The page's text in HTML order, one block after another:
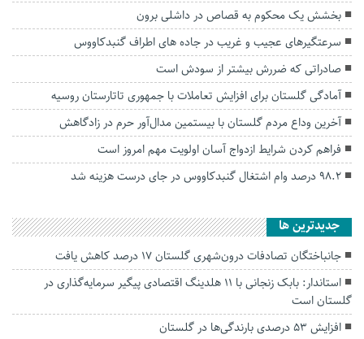
بخشش یک محکوم به قصاص در داشلی برون
سرعتگیرهای عجیب و غریب در جاده های اطراف گنبدکاووس
صادراتی که ضررش بیشتر از سودش است
آمادگی گلستان برای افزایش تعاملات با جمهوری تاتارستان روسیه
آخرین وداع مردم گلستان با بیستمین مدال‌آور حرم در زادگاهش
فراهم کردن شرایط ازدواج آسان اولویت مهم امروز است
۹۸.۲ درصد وام اشتغال گنبدکاووس در جای درست هزینه شد
جديدترين ها
جانباختگان تصادفات درون‌شهری گلستان ۱۷ درصد کاهش یافت
استاندار: بابک زنجانی با ۱۱ هلدینگ اقتصادی پیگیر سرمایه‌گذاری در
گلستان است
افزایش ۵۳ درصدی بارندگی‌ها در گلستان